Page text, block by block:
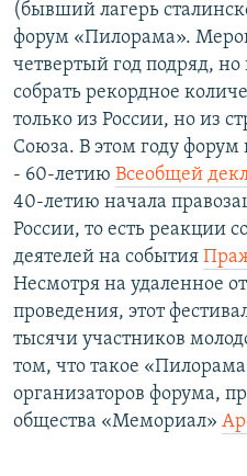
(бывший лагерь
форум «Пилорама».
четвертый год подряд, но
собрать рекордное
только из России, но из
Союза. В этом году
- 60-летию Всеобщей
40-летию начала
России, то есть реакции
деятелей на события
Несмотря на удаленное
проведения, этот
тысячи участников
том, что такое
организаторов форума,
общества «Мемориал»